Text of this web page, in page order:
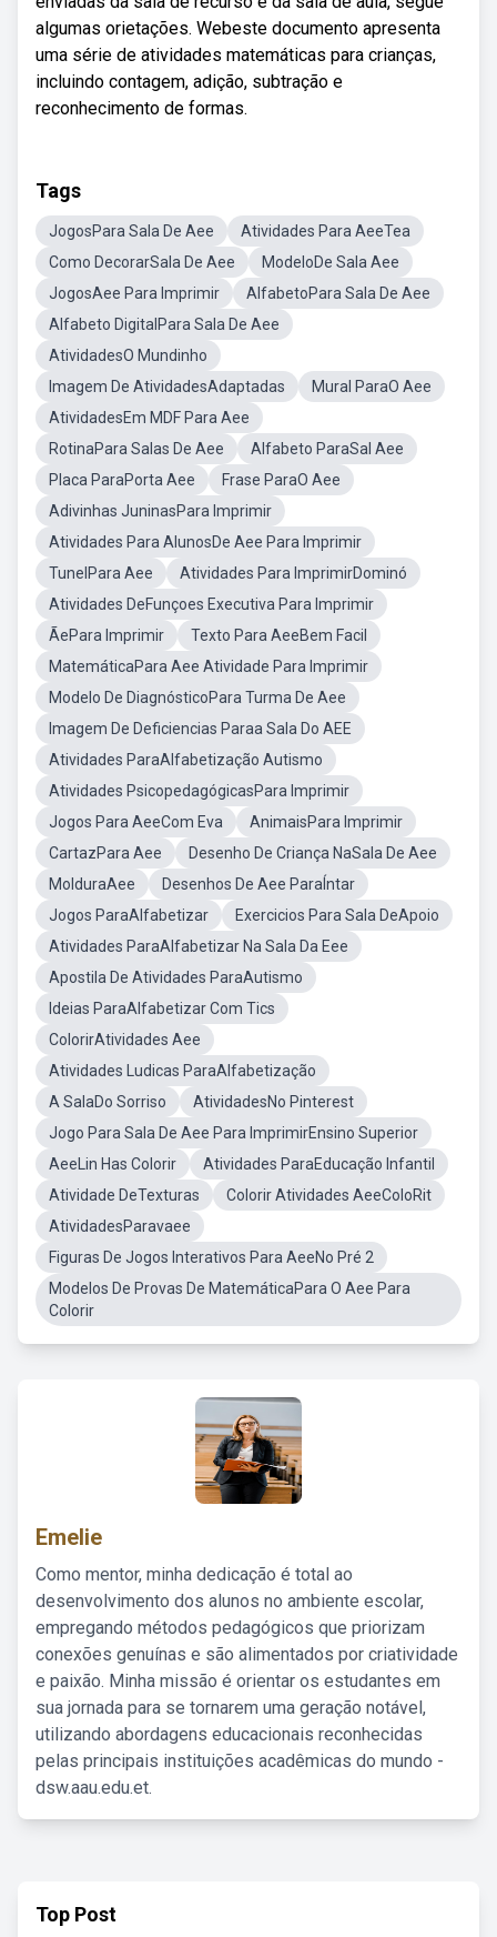
algumas orietações. Webeste documento apresenta
uma série de atividades matemáticas para crianças,
incluindo contagem, adição, subtração e
reconhecimento de formas.
Tags
JogosPara Sala De Aee
Atividades Para AeeTea
Como DecorarSala De Aee
ModeloDe Sala Aee
JogosAee Para Imprimir
AlfabetoPara Sala De Aee
Alfabeto DigitalPara Sala De Aee
AtividadesO Mundinho
Imagem De AtividadesAdaptadas
Mural ParaO Aee
AtividadesEm MDF Para Aee
RotinaPara Salas De Aee
Alfabeto ParaSal Aee
Placa ParaPorta Aee
Frase ParaO Aee
Adivinhas JuninasPara Imprimir
Atividades Para AlunosDe Aee Para Imprimir
TunelPara Aee
Atividades Para ImprimirDominó
Atividades DeFunçoes Executiva Para Imprimir
ÃePara Imprimir
Texto Para AeeBem Facil
MatemáticaPara Aee Atividade Para Imprimir
Modelo De DiagnósticoPara Turma De Aee
Imagem De Deficiencias Paraa Sala Do AEE
Atividades ParaAlfabetização Autismo
Atividades PsicopedagógicasPara Imprimir
Jogos Para AeeCom Eva
AnimaisPara Imprimir
CartazPara Aee
Desenho De Criança NaSala De Aee
MolduraAee
Desenhos De Aee ParaÍntar
Jogos ParaAlfabetizar
Exercicios Para Sala DeApoio
Atividades ParaAlfabetizar Na Sala Da Eee
Apostila De Atividades ParaAutismo
Ideias ParaAlfabetizar Com Tics
ColorirAtividades Aee
Atividades Ludicas ParaAlfabetização
A SalaDo Sorriso
AtividadesNo Pinterest
Jogo Para Sala De Aee Para ImprimirEnsino Superior
AeeLin Has Colorir
Atividades ParaEducação Infantil
Atividade DeTexturas
Colorir Atividades AeeColoRit
AtividadesParavaee
Figuras De Jogos Interativos Para AeeNo Pré 2
Modelos De Provas De MatemáticaPara O Aee Para
Colorir
Emelie
Como mentor, minha dedicação é total ao
desenvolvimento dos alunos no ambiente escolar,
empregando métodos pedagógicos que priorizam
conexões genuínas e são alimentados por criatividade
e paixão. Minha missão é orientar os estudantes em
sua jornada para se tornarem uma geração notável,
utilizando abordagens educacionais reconhecidas
pelas principais instituições acadêmicas do mundo -
dsw.aau.edu.et.
Top Post